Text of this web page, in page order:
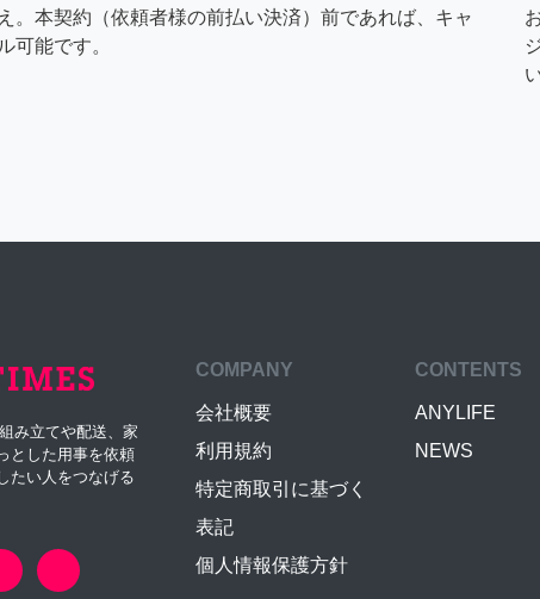
。本契約（依頼者様の前払い決済）前であれば、キャ
可能です。
み立てや配送、家
とした用事を依頼
たい人をつなげる
COMPANY
会社概要
利用規約
特定商取引に基づく
表記
個人情報保護方針
CONTENTS
ANYLIFE
NEWS